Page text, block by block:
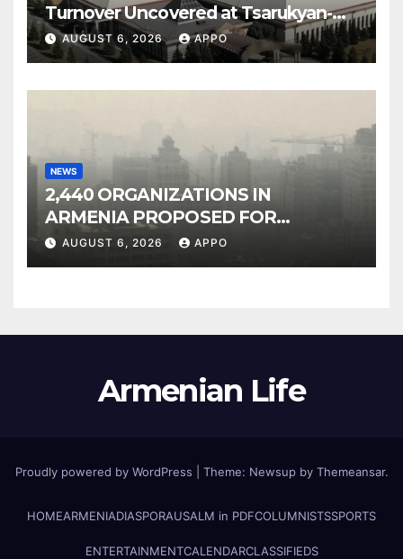
Turnover Uncovered at Tsarukyan-
Owned Entertainment Center
AUGUST 6, 2026 APPO
NEWS
2,440 ORGANIZATIONS IN
ARMENIA PROPOSED FOR
INCLUSION IN LIST OF AIR
POLLUTERS
AUGUST 6, 2026 APPO
Armenian Life
Proudly powered by WordPress Theme: Newsup by Themeansar.
HOMEARMENIADIASPORAUSALM in PDFCOLUMNISTSSPORTS
ENTERTAINMENTCALENDARCLASSIFIEDS